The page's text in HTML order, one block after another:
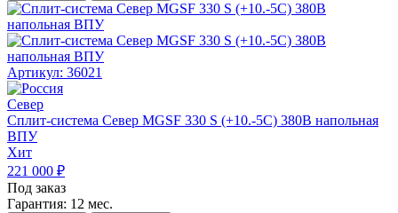
Артикул: 36021
Север
Сплит-система Север MGSF 330 S (+10.-5С) 380В напольная
ВПУ
Хит
221 000 ₽
Под заказ
Гарантия: 12 мес.